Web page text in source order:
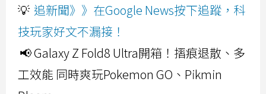
💡 追新聞》》在Google News按下追蹤，科
技玩家好文不漏接！
📢 Galaxy Z Fold8 Ultra開箱！摺痕退散、多
工效能 同時爽玩Pokemon GO、Pikmin